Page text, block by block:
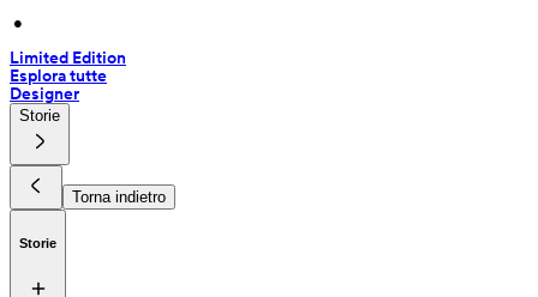
•
Limited Edition
Esplora tutte
Designer
Storie
Torna indietro
Storie